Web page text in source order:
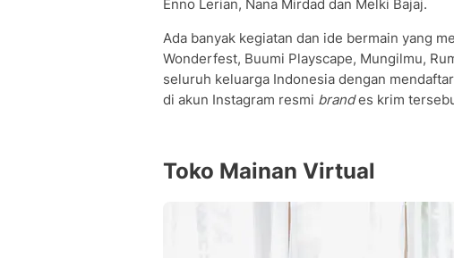
Enno Lerian, Nana Mirdad dan Melki Bajaj.
Ada banyak kegiatan dan ide bermain yang
Wonderfest, Buumi Playscape, Mungilmu,
seluruh keluarga Indonesia dengan
di akun Instagram resmi brandes krim
Toko Mainan Virtual